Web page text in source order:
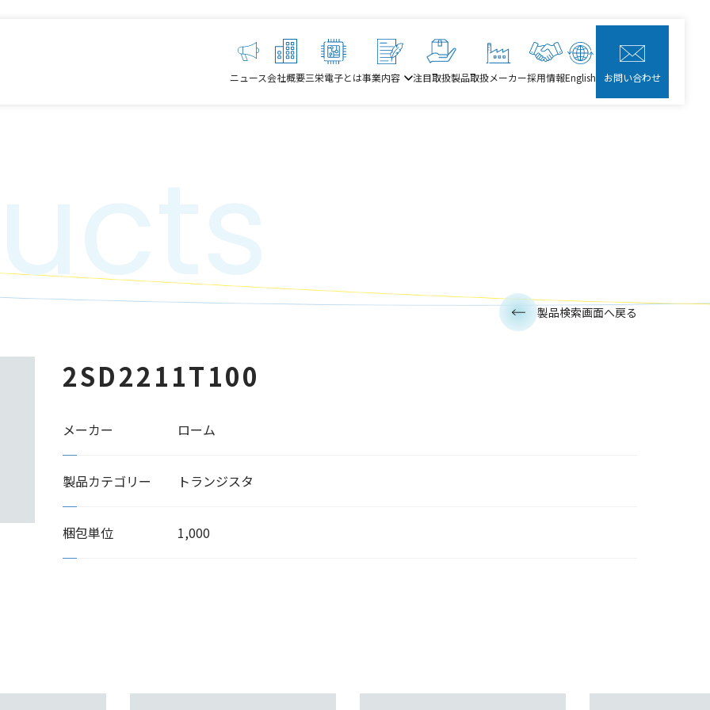
ニュース会社概要三栄電子とは事業内容 注目取扱製品取扱メーカー採用情報English お問い合わせ
2SD2211T100
メーカー ローム
製品カテゴリー トランジスタ
梱包単位 1,000
製品検索画面へ戻る